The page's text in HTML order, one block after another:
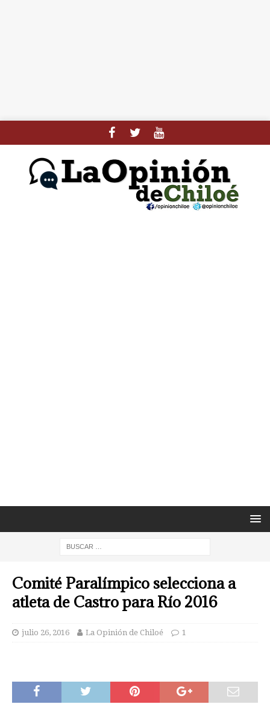
Comité Paralímpico selecciona a
atleta de Castro para Río 2016
julio 26, 2016 La Opinión de Chiloé 1